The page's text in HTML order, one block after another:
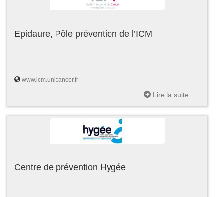
Epidaure, Pôle prévention de l’ICM
www.icm.unicancer.fr
Lire la suite
Centre de prévention Hygée